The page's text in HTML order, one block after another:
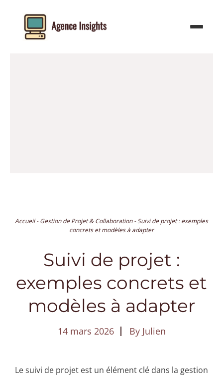
contenu
Accueil-Gestion de Projet & Collaboration-Suivi de projet : exemples
concrets et modèles à adapter
Suivi de projet :
exemples concrets et
modèles à adapter
14 mars 2026 By Julien
Le suivi de projet est un élément clé dans la gestion